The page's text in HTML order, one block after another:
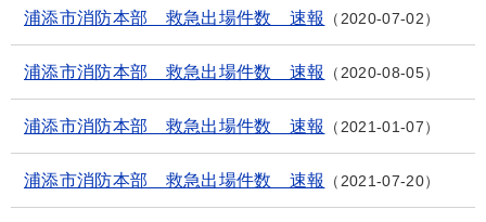
浦添市消防本部 救急出場件数 速報 2020-07-02
浦添市消防本部 救急出場件数 速報 2020-08-05
浦添市消防本部 救急出場件数 速報 2021-01-07
浦添市消防本部 救急出場件数 速報 2021-07-20